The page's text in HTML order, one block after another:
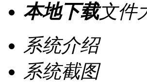
本地下载文件
系统介绍
系统截图